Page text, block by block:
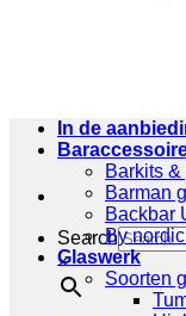
Search
×
In de
Barkits
Barman
Backbar
By
Glaswerk
Soorten